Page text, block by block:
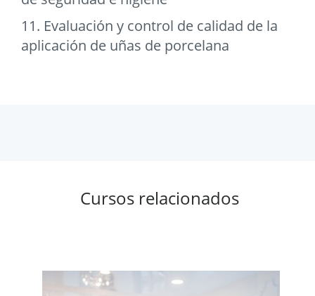
11. Evaluación y control de calidad de la
aplicación de uñas de porcelana
Cursos relacionados